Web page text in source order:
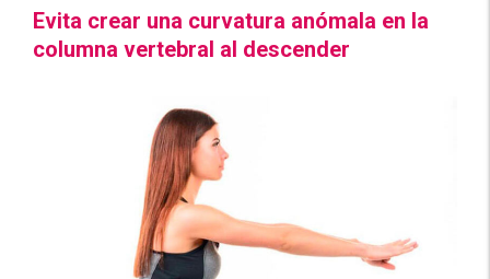
Evita crear una curvatura anómala en la
columna vertebral al descender